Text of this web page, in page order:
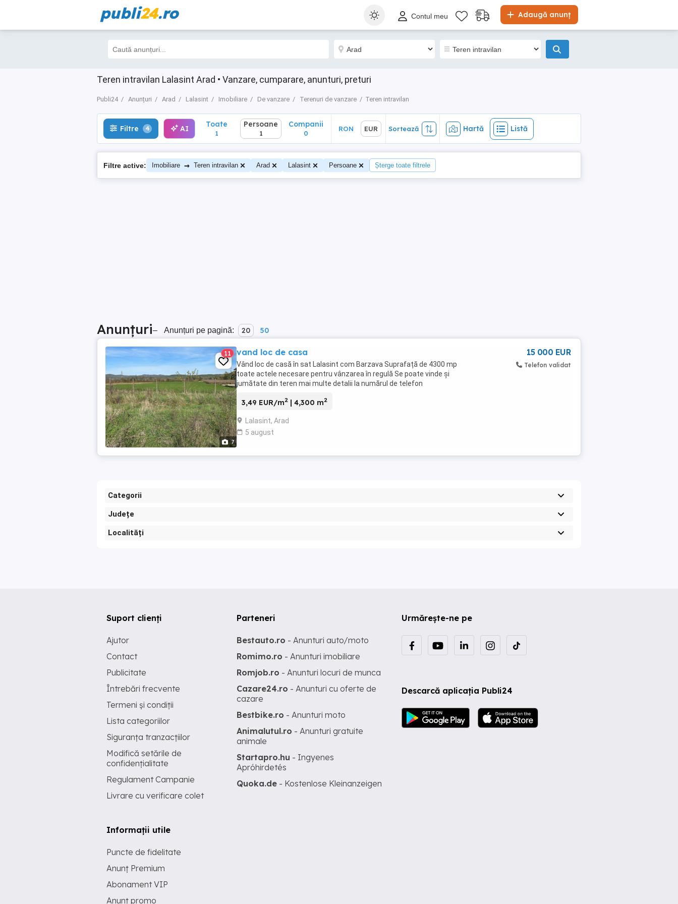
publi24.ro Adaugă anunț
Contul meu
Teren intravilan Lalasint Arad • Vanzare, cumparare, anunturi, preturi
Publi24 Anunțuri Arad Lalasint Imobiliare De vanzare Terenuri de vanzare Teren intravilan
Filtre 4 AI EUR Sortează Hartă Listă
Filtre 4 AI Toate
1
Persoane
1
Companii
0
RON EUR Sortează Hartă Listă
Filtre active: Imobiliare → Teren intravilan Arad Lalasint Persoane Șterge toate filtrele
Anunțuri– Anunțuri pe pagină: 20 50
7
11 vand loc de casa
Vând loc de casă în sat Lalasint com Barzava Suprafață de 4300 mp
toate actele necesare pentru vânzarea în regulă Se poate vinde și
jumătate din teren mai multe detalii la numărul de telefon
3,49 EUR/m2 | 4,300 m2
Lalasint, Arad
5 august
15 000 EUR
Telefon validat
Categorii
Județe
Localități
Urmărește-ne pe
Descarcă aplicația Publi24
Suport clienți
Ajutor
Contact
Publicitate
Întrebări frecvente
Termeni și condiții
Lista categoriilor
Siguranța tranzacțiilor
Modifică setările de
confidențialitate
Regulament Campanie
Livrare cu verificare colet
Informații utile
Puncte de fidelitate
Anunț Premium
Abonament VIP
Anunț promo
Parteneri
Bestauto.ro - Anunturi auto/moto
Romimo.ro - Anunturi imobiliare
Romjob.ro - Anunturi locuri de munca
Cazare24.ro - Anunturi cu oferte de
cazare
Bestbike.ro - Anunturi moto
Animalutul.ro - Anunturi gratuite
animale
Startapro.hu - Ingyenes
Apróhirdetés
Quoka.de - Kostenlose Kleinanzeigen